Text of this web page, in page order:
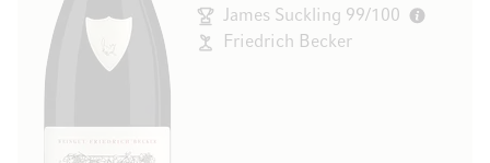
James Suckling 99/100
Friedrich Becker